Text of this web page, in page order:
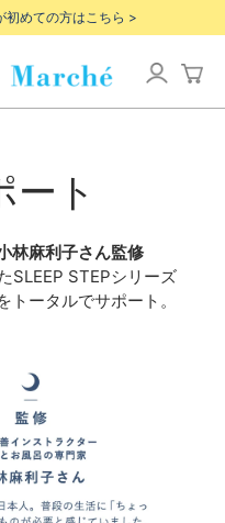
初めての方はこちら >
ート
林麻利子さん監修
SLEEP STEPシリーズ
ータルでサポート。